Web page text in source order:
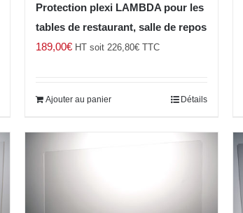
Protection plexi LAMBDA pour les
tables de restaurant, salle de repos
189,00€ HT soit 226,80€TTC
Ajouter au panier Détails